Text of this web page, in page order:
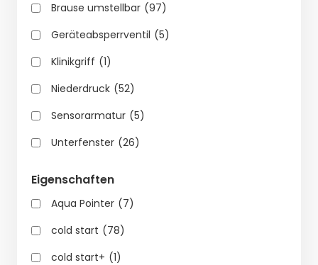
Brause umstellbar (97)
Geräteabsperrventil (5)
Klinikgriff (1)
Niederdruck (52)
Sensorarmatur (5)
Unterfenster (26)
Eigenschaften
Aqua Pointer (7)
cold start (78)
cold start+ (1)